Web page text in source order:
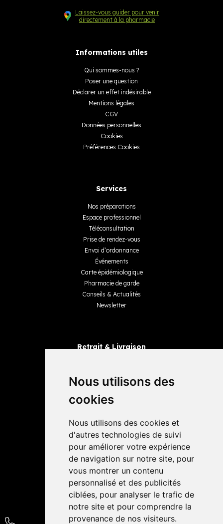
Nous utilisons des
cookies
Nous utilisons des cookies et
d'autres technologies de suivi
pour améliorer votre expérience
de navigation sur notre site, pour
vous montrer un contenu
personnalisé et des publicités
ciblées, pour analyser le trafic de
notre site et pour comprendre la
provenance de nos visiteurs.
Laissez-vous guider pour venir
directement à la pharmacie
Informations utiles
Qui sommes-nous ?
Poser une question
Déclarer un effet indésirable
Mentions légales
CGV
Données personnelles
Cookies
Préférences Cookies
Services
Nos préparations
Espace professionnel
Téléconsultation
Prise de rendez-vous
Envoi d’ordonnance
Événements
Carte épidémiologique
Pharmacie de garde
Conseils & Actualités
Newsletter
Retrait & Livraison
Livraisons
4,4 / 5 65 avis